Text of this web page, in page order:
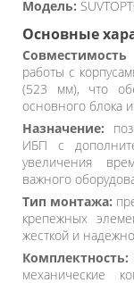
Модель:
Основные
работы с
(523 мм), что
основного блока
Назначение:
ИБП с
увеличения
важного
Тип монтажа:
крепежных
жесткой и
Комплектность:
механические